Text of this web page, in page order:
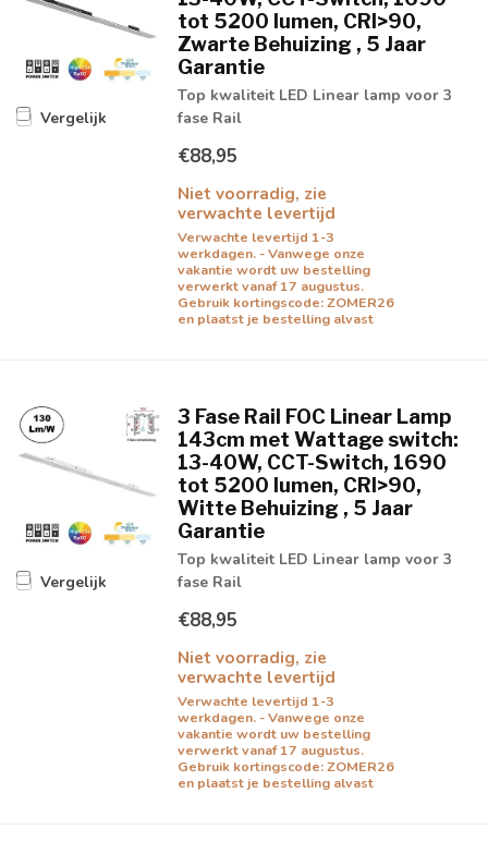
Vergelijk
tot 5200 lumen, CRI>90,
Zwarte Behuizing , 5 Jaar
Garantie
Top kwaliteit LED Linear lamp voor 3
fase Rail
€88,95
Niet voorradig, zie
verwachte levertijd
Verwachte levertijd 1-3
werkdagen. - Vanwege onze
vakantie wordt uw bestelling
verwerkt vanaf 17 augustus.
Gebruik kortingscode: ZOMER26
en plaatst je bestelling alvast
Vergelijk
3 Fase Rail FOC Linear Lamp
143cm met Wattage switch:
13-40W, CCT-Switch, 1690
tot 5200 lumen, CRI>90,
Witte Behuizing , 5 Jaar
Garantie
Top kwaliteit LED Linear lamp voor 3
fase Rail
€88,95
Niet voorradig, zie
verwachte levertijd
Verwachte levertijd 1-3
werkdagen. - Vanwege onze
vakantie wordt uw bestelling
verwerkt vanaf 17 augustus.
Gebruik kortingscode: ZOMER26
en plaatst je bestelling alvast